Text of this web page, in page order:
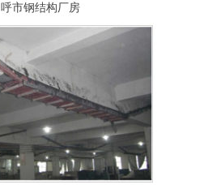
呼市钢结构厂房